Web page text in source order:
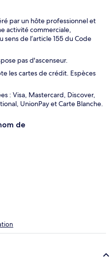
par un hôte professionnel et
activité commerciale,
sens de l’article 155 du Code
pas d'ascenseur.
les cartes de crédit. Espèces
: Visa, Mastercard, Discover,
UnionPay et Carte Blanche.
de